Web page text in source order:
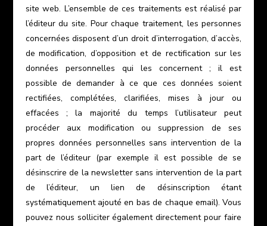
site web. L’ensemble de ces traitements est réalisé par
l’éditeur du site. Pour chaque traitement, les personnes
concernées disposent d’un droit d’interrogation, d’accès,
de modification, d’opposition et de rectification sur les
données personnelles qui les concernent ; il est
possible de demander à ce que ces données soient
rectifiées, complétées, clarifiées, mises à jour ou
effacées ; la majorité du temps l’utilisateur peut
procéder aux modification ou suppression de ses
propres données personnelles sans intervention de la
part de l’éditeur (par exemple il est possible de se
désinscrire de la newsletter sans intervention de la part
de l’éditeur, un lien de désinscription étant
systématiquement ajouté en bas de chaque email). Vous
pouvez nous solliciter également directement pour faire